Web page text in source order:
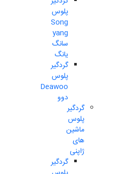
پلوس
Song
yang
سانگ
یانگ
گردگیر
پلوس
Deawoo
دوو
گردگیر
پلوس
ماشین
های
ژاپنی
گردگیر